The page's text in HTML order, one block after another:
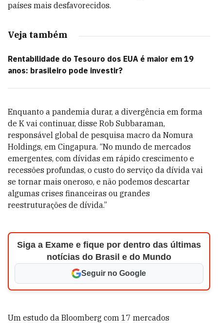
países mais desfavorecidos.
Veja também
Rentabilidade do Tesouro dos EUA é maior em 19
anos: brasileiro pode investir?
Enquanto a pandemia durar, a divergência em forma
de K vai continuar, disse Rob Subbaraman,
responsável global de pesquisa macro da Nomura
Holdings, em Cingapura. “No mundo de mercados
emergentes, com dívidas em rápido crescimento e
recessões profundas, o custo do serviço da dívida vai
se tornar mais oneroso, e não podemos descartar
algumas crises financeiras ou grandes
reestruturações de dívida.”
Siga a Exame e fique por dentro das últimas
notícias do Brasil e do Mundo
Seguir no Google
Um estudo da Bloomberg com 17 mercados